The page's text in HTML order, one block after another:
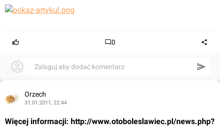
0
Zaloguj aby dodać komentarz
Orzech
31.01.2011, 22:44
Więcej informacji: http://www.otoboleslawiec.pl/news.php?